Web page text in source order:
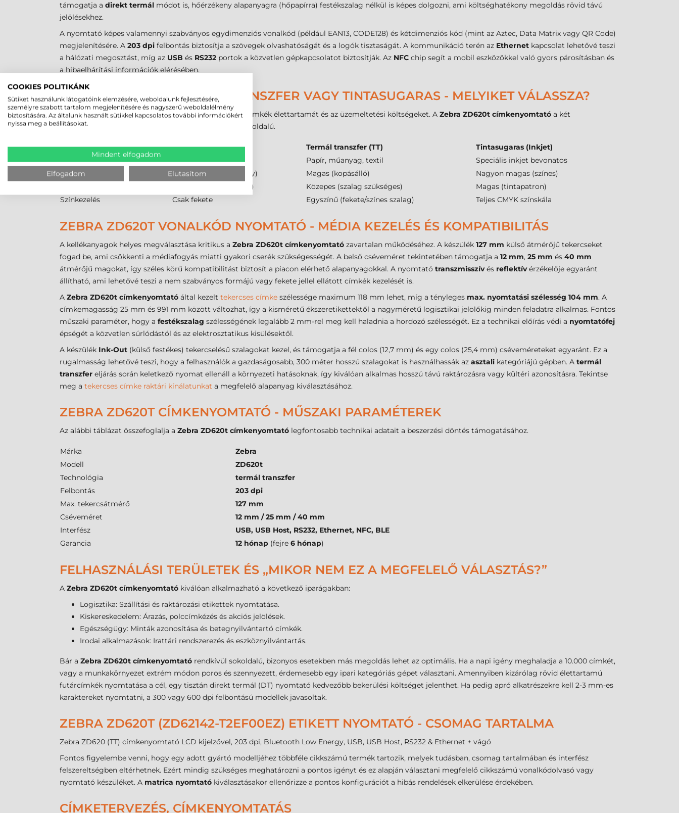
támogatja a direkt termál módot is, hőérzékeny alapanyagra (hőpapírra) festékszalag nélkül is képes dolgozni, ami költséghatékony megoldás rövid távú
jelölésekhez.
A nyomtató képes valamennyi szabványos egydimenziós vonalkód (például EAN13, CODE128) és kétdimenziós kód (mint az Aztec, Data Matrix vagy QR Code)
megjelenítésére. A 203 dpi felbontás biztosítja a szövegek olvashatóságát és a logók tisztaságát. A kommunikáció terén az Ethernet kapcsolat lehetővé teszi
a hálózati megosztást, míg az USB és RS232 portok a közvetlen gépkapcsolatot biztosítják. Az NFC chip segít a mobil eszközökkel való gyors párosításban és
a hibaelhárítási információk elérésében.
DIREKT TERMÁL, TERMÁL TRANSZFER VAGY TINTASUGARAS - MELYIKET VÁLASSZA?
A technológia kiválasztása alapvetően befolyásolja a címkék élettartamát és az üzemeltetési költségeket. A Zebra ZD620t címkenyomtató a két
legelterjedtebb ipari eljárást egyesíti, így rendkívül sokoldalú.
Jellemző Direkt termál (DT) Termál transzfer (TT)
Tintasugaras (Inkjet)
Alapanyag igény
Hőérzékeny papír Papír, műanyag, textil
Speciális inkjet bevonatos
Tartósság
Alacsony (fényérzékeny) Magas (kopásálló)
Nagyon magas (színes)
Alacsony (nincs szalag) Közepes (szalag szükséges)
Magas (tintapatron)
Színkezelés
Csak fekete Egyszínű (fekete/színes szalag) Teljes CMYK színskála
ZEBRA ZD620T VONALKÓD NYOMTATÓ - MÉDIA KEZELÉS ÉS KOMPATIBILITÁS
A kellékanyagok helyes megválasztása kritikus a Zebra ZD620t címkenyomtató zavartalan működéséhez. A készülék 127 mm külső átmérőjű tekercseket
fogad be, ami csökkenti a médiafogyás miatti gyakori cserék szükségességét. A belső cséveméret tekintetében támogatja a 12 mm, 25 mm és 40 mm
átmérőjű magokat, így széles körű kompatibilitást biztosít a piacon elérhető alapanyagokkal. A nyomtató transzmisszívés reflektívérzékelője egyaránt
állítható, ami lehetővé teszi a nem szabványos formájú vagy fekete jellel ellátott címkék kezelését is.
A Zebra ZD620t címkenyomtató által kezelt tekercses címke szélessége maximum 118 mm lehet, míg a tényleges max. nyomtatási szélesség 104 mm. A
címkemagasság 25 mm és 991 mm között változhat, így a kisméretű ékszeretikettektől a nagyméretű logisztikai jelölőkig minden feladatra alkalmas. Fontos
műszaki paraméter, hogy a festékszalag szélességének legalább 2 mm-rel meg kell haladnia a hordozó szélességét. Ez a technikai előírás védi a nyomtatófej
épségét a közvetlen súrlódástól és az elektrosztatikus kisülésektől.
A készülék Ink-Out (külső festékes) tekercselésű szalagokat kezel, és támogatja a fél colos (12,7 mm) és egy colos (25,4 mm) cséveméreteket egyaránt. Ez a
rugalmasság lehetővé teszi, hogy a felhasználók a gazdaságosabb, 300 méter hosszú szalagokat is használhassák az asztali kategóriájú gépben. A termál
transzfer eljárás során keletkező nyomat ellenáll a környezeti hatásoknak, így kiválóan alkalmas hosszú távú raktározásra vagy kültéri azonosításra. Tekintse
meg a tekercses címke raktári kínálatunkat a megfelelő alapanyag kiválasztásához.
ZEBRA ZD620T CÍMKENYOMTATÓ - MŰSZAKI PARAMÉTEREK
Az alábbi táblázat összefoglalja a Zebra ZD620t címkenyomtató legfontosabb technikai adatait a beszerzési döntés támogatásához.
Márka
Zebra
Modell
ZD620t
Technológia
termál transzfer
Felbontás
203 dpi
Max. tekercsátmérő
127 mm
Cséveméret
12 mm / 25 mm / 40 mm
Interfész
USB, USB Host, RS232, Ethernet, NFC, BLE
Garancia
12 hónap (fejre 6 hónap)
FELHASZNÁLÁSI TERÜLETEK ÉS „MIKOR NEM EZ A MEGFELELŐ VÁLASZTÁS?”
A Zebra ZD620t címkenyomtató kiválóan alkalmazható a következő iparágakban:
Logisztika: Szállítási és raktározási etikettek nyomtatása.
Kiskereskedelem: Árazás, polccímkézés és akciós jelölések.
Egészségügy: Minták azonosítása és betegnyilvántartó címkék.
Irodai alkalmazások: Irattári rendszerezés és eszköznyilvántartás.
Bár a Zebra ZD620t címkenyomtató rendkívül sokoldalú, bizonyos esetekben más megoldás lehet az optimális. Ha a napi igény meghaladja a 10.000 címkét,
vagy a munkakörnyezet extrém módon poros és szennyezett, érdemesebb egy ipari kategóriás gépet választani. Amennyiben kizárólag rövid élettartamú
futárcímkék nyomtatása a cél, egy tisztán direkt termál (DT) nyomtató kedvezőbb bekerülési költséget jelenthet. Ha pedig apró alkatrészekre kell 2-3 mm-es
karaktereket nyomtatni, a 300 vagy 600 dpi felbontású modellek javasoltak.
ZEBRA ZD620T (ZD62142-T2EF00EZ) ETIKETT NYOMTATÓ - CSOMAG TARTALMA
Zebra ZD620 (TT) címkenyomtató LCD kijelzővel, 203 dpi, Bluetooth Low Energy, USB, USB Host, RS232 & Ethernet + vágó
Fontos figyelembe venni, hogy egy adott gyártó modelljéhez többféle cikkszámú termék tartozik, melyek tudásban, csomag tartalmában és interfész
felszereltségben eltérhetnek. Ezért mindig szükséges meghatározni a pontos igényt és ez alapján választani megfelelő cikkszámú vonalkódolvasó vagy
nyomtató készüléket. A matrica nyomtató kiválasztásakor ellenőrizze a pontos konfigurációt a hibás rendelések elkerülése érdekében.
CÍMKETERVEZÉS, CÍMKENYOMTATÁS
COOKIES POLITIKÁNK
Sütiket használunk látogatóink elemzésére, weboldalunk fejlesztésére,
személyre szabott tartalom megjelenítésére és nagyszerű weboldalélmény
biztosítására. Az általunk használt sütikkel kapcsolatos további információkért
nyissa meg a beállításokat.
Mindent elfogadom
Elfogadom Elutasítom